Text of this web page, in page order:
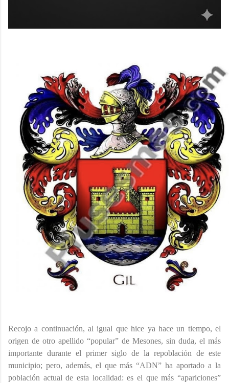
Recojo a continuación, al igual que hice ya hace un tiempo, el
origen de otro apellido “popular” de Mesones, sin duda, el más
importante durante el primer siglo de la repoblación de este
municipio; pero, además, el que más “ADN” ha aportado a la
población actual de esta localidad: es el que más “apariciones”